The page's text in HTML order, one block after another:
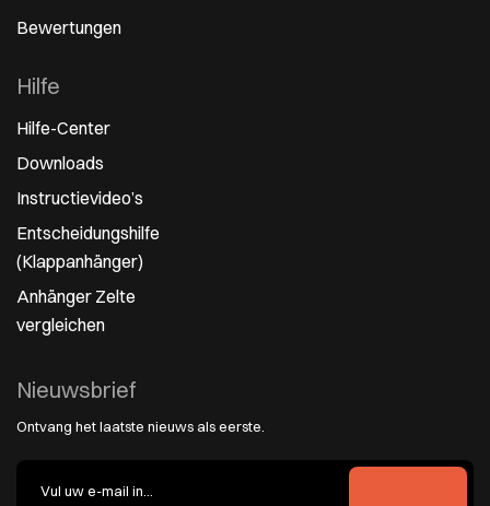
Bewertungen
Hilfe
Hilfe-Center
Downloads
Instructievideo’s
Entscheidungshilfe
(Klappanhänger)
Anhänger Zelte
vergleichen
Nieuwsbrief
Ontvang het laatste nieuws als eerste.